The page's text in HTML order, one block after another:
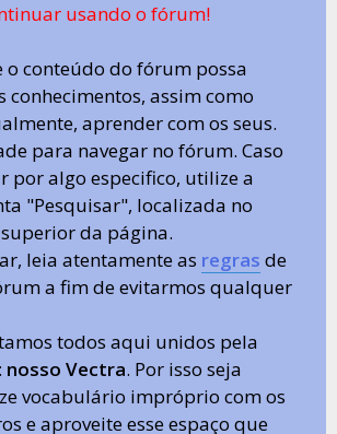
usando o fórum!
o conteúdo do fórum possa
conhecimentos, assim como
aprender com os seus.
para navegar no fórum. Caso
por algo especifico, utilize a
"Pesquisar", localizada no
da página.
leia atentamente as regras de
a fim de evitarmos qualquer
todos aqui unidos pela
nosso Vectra. Por isso seja
vocabulário impróprio com os
e aproveite esse espaço que